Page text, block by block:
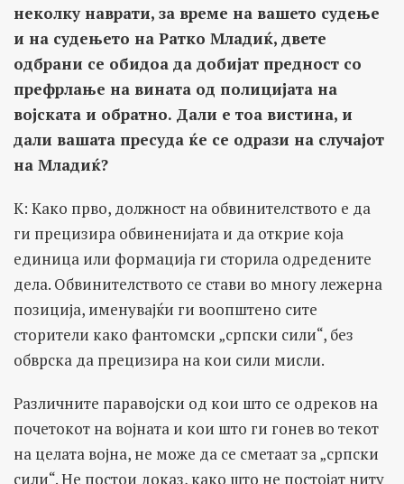
неколку наврати, за време на вашето судење
и на судењето на Ратко Младиќ, двете
одбрани се обидоа да добијат предност со
префрлање на вината од полицијата на
војската и обратно. Дали е тоа вистина, и
дали вашата пресуда ќе се одрази на случајот
на Младиќ?
К: Како прво, должност на обвинителството е да
ги прецизира обвиненијата и да открие која
единица или формација ги сторила одредените
дела. Обвинителството се стави во многу лежерна
позиција, именувајќи ги воопштено сите
сторители како фантомски „српски сили“, без
обврска да прецизира на кои сили мисли.
Различните паравојски од кои што се одреков на
почетокот на војната и кои што ги гонев во текот
на целата војна, не може да се сметаат за „српски
сили“. Не постои доказ, како што не постојат ниту